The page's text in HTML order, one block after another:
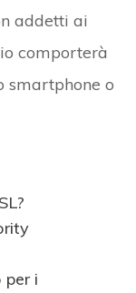
addetti ai
comporterà
smartphone o
per i